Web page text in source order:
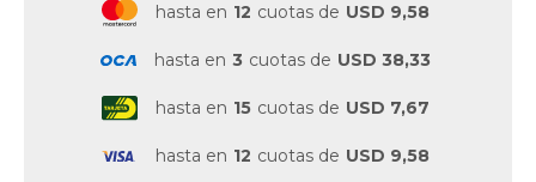
hasta en 12 cuotas de USD 9,58
hasta en 3 cuotas de USD 38,33
hasta en 15 cuotas de USD 7,67
hasta en 12 cuotas de USD 9,58